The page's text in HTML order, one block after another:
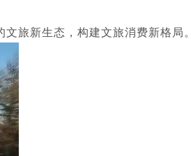
旅新生态，构建文旅消费新格局。